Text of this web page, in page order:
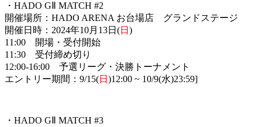
・HADO GⅡ MATCH #2
開催場所：HADO ARENA お台場店 グランドステージ
開催日時：2024年10月13日(日 )
11:00 開場・受付開始
11:30 受付締め切り
12:00-16:00 予選リーグ・決勝トーナメント
エントリー期間：9/15(日 )12:00 ~ 10/9(水)23:59]
・HADO GⅡ MATCH #3